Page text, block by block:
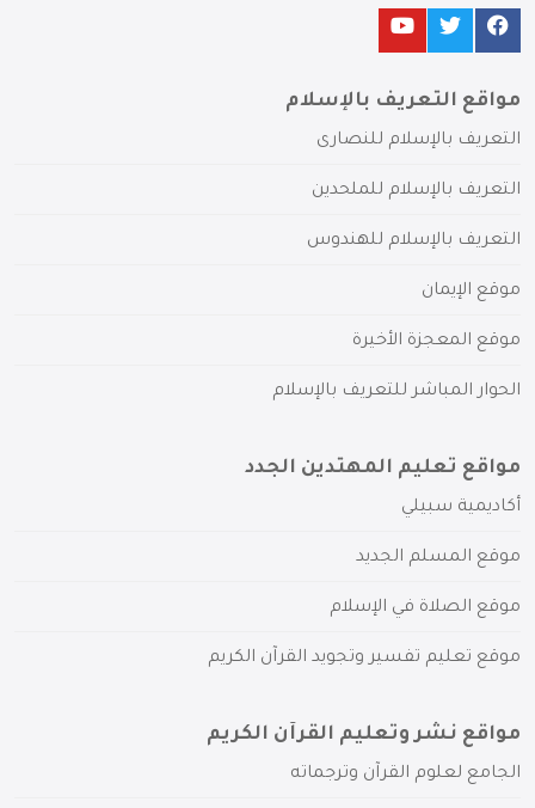
مواقع التعريف بالإسلام
التعريف بالإسلام للنصارى
التعريف بالإسلام للملحدين
التعريف بالإسلام للهندوس
موقع الإيمان
موقع المعجزة الأخيرة
الحوار المباشر للتعريف بالإسلام
مواقع تعليم المهتدين الجدد
أكاديمية سبيلي
موقع المسلم الجديد
موقع الصلاة في الإسلام
موقع تعليم تفسير وتجويد القرآن الكريم
مواقع نشر وتعليم القرآن الكريم
الجامع لعلوم القرآن وترجماته